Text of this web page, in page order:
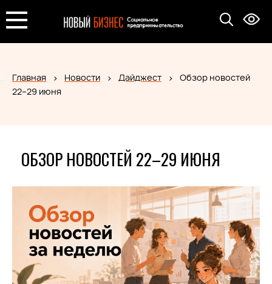
Главная Новости Дайджест
Обзор новостей
22–29 июня
ОБЗОР НОВОСТЕЙ 22–29 ИЮНЯ